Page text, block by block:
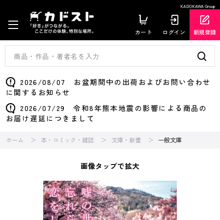
KADOKAWA Group
カート ログイン 新規登録
2026/08/07 お盆期間中の出荷およびお問い合わせ
に関するお知らせ
2026/07/29 令和8年熊本地震の影響による商品の
お届け遅延につきまして
ホーム 本・コミック・雑誌 文庫・新書 一般文庫
画像タップで拡大